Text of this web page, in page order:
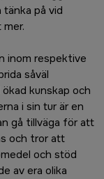
tänka på vid
inom respektive
såväl
kunskap och
i sin tur är en
gå tillväga för att
och tror att
och stöd
av era olika